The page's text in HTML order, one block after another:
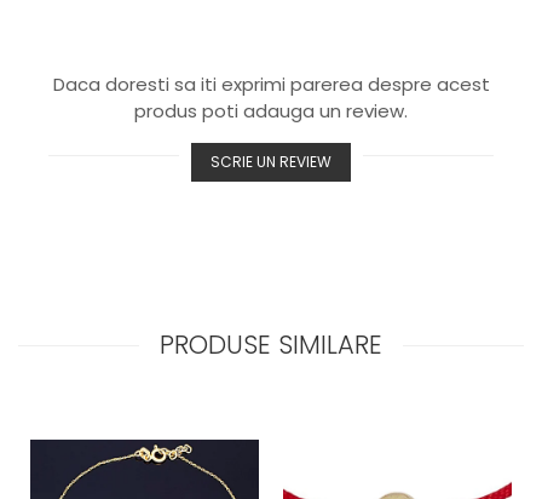
Daca doresti sa iti exprimi parerea despre acest
produs poti adauga un review.
SCRIE UN REVIEW
PRODUSE SIMILARE